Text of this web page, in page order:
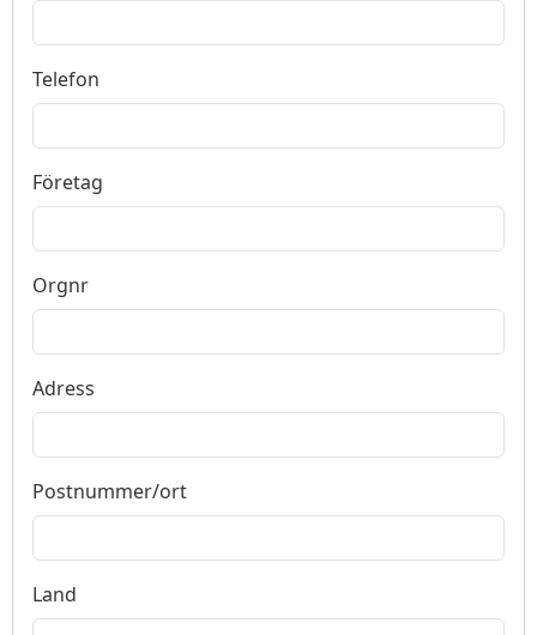
Telefon
Företag
Orgnr
Adress
Postnummer/ort
Land